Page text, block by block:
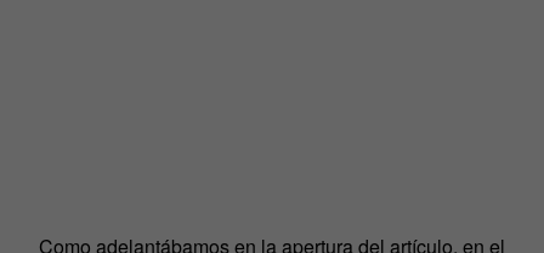
Como adelantábamos en la apertura del artículo, en el